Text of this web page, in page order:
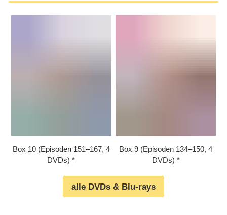
Box 10 (Episoden 151⁠–⁠167, 4
DVDs)
Box 9 (Episoden 134⁠–⁠150, 4
DVDs)
alle DVDs & Blu-rays